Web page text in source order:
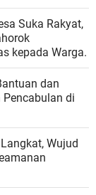
Suka Rakyat,
kepada Warga.
dan
di
Wujud